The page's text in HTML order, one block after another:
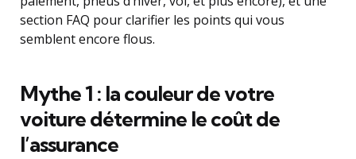
section FAQ pour clarifier les points qui vous
semblent encore flous.
Mythe 1 : la couleur de votre
voiture détermine le coût de
l’assurance